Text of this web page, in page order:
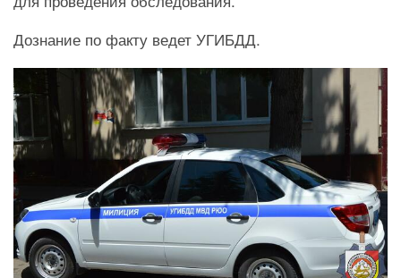
Дознание по факту ведет УГИБДД.